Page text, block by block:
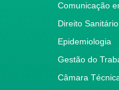
Comunicação
Direito Sanitário
Epidemiologia
Gestão do
Câmara